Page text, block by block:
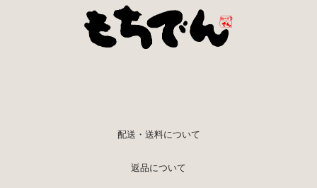
配送・送料について
返品について